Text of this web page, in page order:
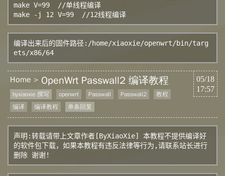
make V=99  //单线程编译
make -j 12 V=99  //12线程编译
编译出来后的固件路径:/home/xiaoxie/openwrt/bin/targ
ets/x86/64
05/18
17:57
Home OpenWrt Passwall2 编译教程
byxiaoxie 撰写 openwrt Passwall Passwall2
教程
编译
编译教程 单条回复
声明:转载请带上文章作者[ByXiaoXie] 本教程不提供编译好
的软件包下载，如果本教程有违反法律等行为,请联系站长进行